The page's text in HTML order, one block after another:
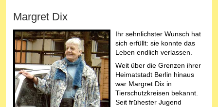
Margret Dix
Ihr sehnlichster Wunsch hat
sich erfüllt: sie konnte das
Leben endlich verlassen.
Weit über die Grenzen ihrer
Heimatstadt Berlin hinaus
war Margret Dix in
Tierschutzkreisen bekannt.
Seit frühester Jugend